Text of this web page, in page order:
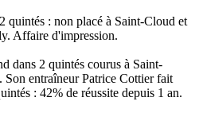
quintés : non placé à Saint-Cloud et
Affaire d'impression.
dans 2 quintés courus à Saint-
Son entraîneur Patrice Cottier fait
: 42% de réussite depuis 1 an.